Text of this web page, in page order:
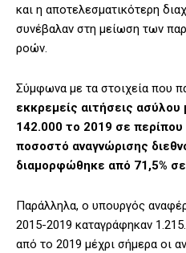
και η αποτελεσματικότερη
συνέβαλαν στη μείωση των
ροών.
Σύμφωνα με τα στοιχεία που
εκκρεμείς αιτήσεις
142.000 το 2019 σε
ποσοστό αναγνώρισης
διαμορφώθηκε από 71,5% σε
Παράλληλα, ο υπουργός
2015-2019 καταγράφηκαν
από το 2019 μέχρι σήμερα οι